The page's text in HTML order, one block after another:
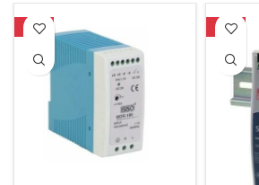
-16% -17%